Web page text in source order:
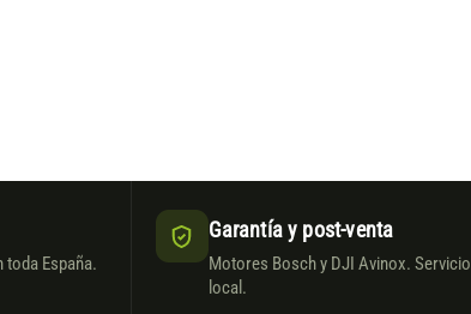
toda España.
Garantía y post-venta
Motores Bosch y DJI Avinox. Servicio
local.